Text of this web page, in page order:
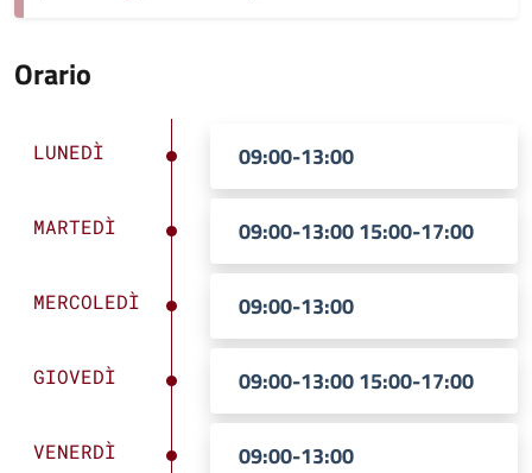
Orario
LUNEDÌ 09:00-13:00
MARTEDÌ 09:00-13:00 15:00-17:00
MERCOLEDÌ 09:00-13:00
GIOVEDÌ 09:00-13:00 15:00-17:00
VENERDÌ 09:00-13:00